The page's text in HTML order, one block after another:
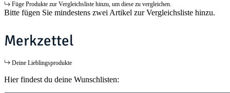
Füge Produkte zur Vergleichsliste hinzu, um diese zu vergleichen.
Bitte fügen Sie mindestens zwei Artikel zur Vergleichsliste hinzu.
Merkzettel
Deine Lieblingsprodukte
Hier findest du deine Wunschlisten: